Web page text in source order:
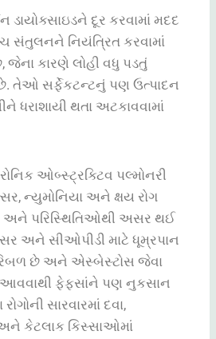
ડાયોક્સાઇડને દૂર કરવામાં મદદ
સંતુલનને નિયંત્રિત કરવામાં
, જેના કારણે લોહી વધુ પડતું
. તેઓ સર્ફેકટન્ટનું પણ ઉત્પાદન
ધરાશાયી થતા અટકાવવામાં
ઓબ્સ્ટ્રક્ટિવ પલ્મોનરી
, ન્યુમોનિયા અને ક્ષય રોગ
અને પરિસ્થિતિઓથી અસર થઈ
અને સીઓપીડી માટે ધૂમ્રપાન
છે અને એસ્બેસ્ટોસ જેવા
આવવાથી ફેફસાંને પણ નુકસાન
રોગોની સારવારમાં દવા,
કેટલાક કિસ્સાઓમાં